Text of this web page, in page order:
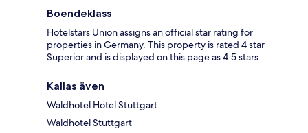
Boendeklass
Hotelstars Union assigns an official star rating for
properties in Germany. This property is rated 4 star
Superior and is displayed on this page as 4.5 stars.
Kallas även
Waldhotel Hotel Stuttgart
Waldhotel Stuttgart